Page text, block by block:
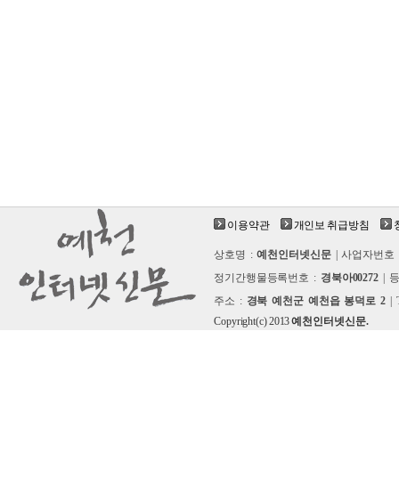
이용약관 개인보 취급방침
상호명 :예천인터넷신문| 사업자번
정기간행물등록번호 : 경북아00272 |
주소 : 경북 예천군 예천읍 봉덕로 2|
Copyright(c) 2013예천인터넷신문.